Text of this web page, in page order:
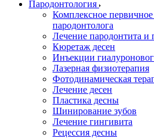
Пародонтология
Комплексное
пародонтолога
Лечение пародонтита и
Кюретаж десен
Инъекции
Лазерная физиотерапия
Фотодинамическая
Лечение десен
Пластика десны
Шинирование зубов
Лечение гингивита
Рецессия десны